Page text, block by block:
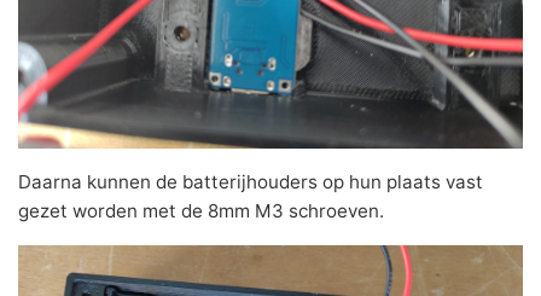
Daarna kunnen de batterijhouders op hun plaats vast
gezet worden met de 8mm M3 schroeven.